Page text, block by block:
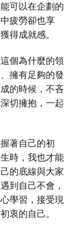
可以在企劃的
疲勞卻也享
得成就感。
個為什麼的領
擁有足夠的發
的時候，不吝
切擁抱，一起
著自己的初
時，我也才能
的底線與大家
到自己不會，
學習，接受現
衷的自己。